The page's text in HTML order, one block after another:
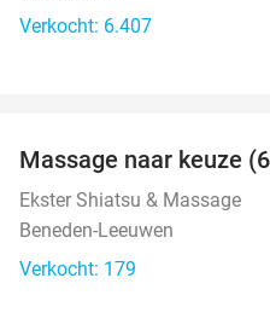
Verkocht: 6.407
Massage naar keuze
Ekster Shiatsu & Massage
Beneden-Leeuwen
Verkocht: 179